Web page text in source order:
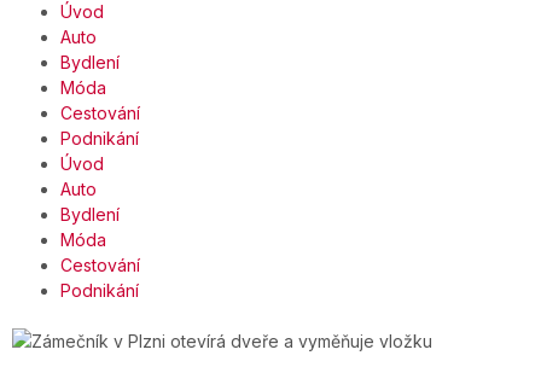
Úvod
Auto
Bydlení
Móda
Cestování
Podnikání
Úvod
Auto
Bydlení
Móda
Cestování
Podnikání